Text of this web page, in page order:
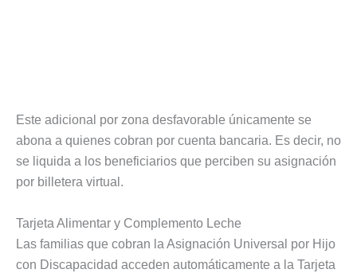
Este adicional por zona desfavorable únicamente se
abona a quienes cobran por cuenta bancaria. Es decir, no
se liquida a los beneficiarios que perciben su asignación
por billetera virtual.
Tarjeta Alimentar y Complemento Leche
Las familias que cobran la Asignación Universal por Hijo
con Discapacidad acceden automáticamente a la Tarjeta